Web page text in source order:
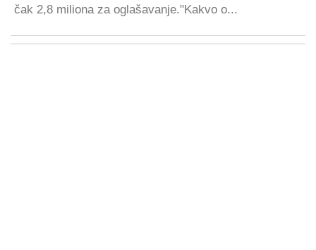
čak 2,8 miliona za oglašavanje."Kakvo o...